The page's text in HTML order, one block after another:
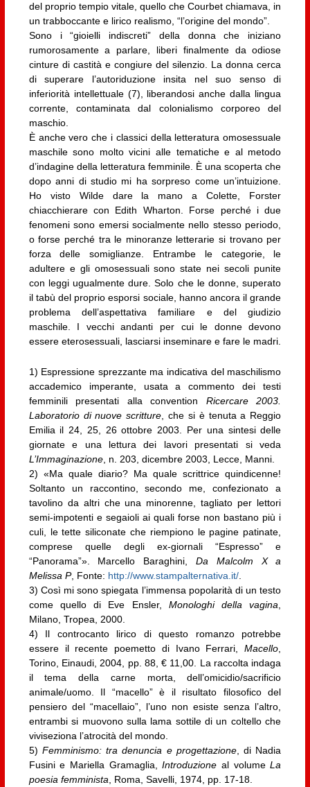
del proprio tempio vitale, quello che Courbet chiamava, in
un trabboccante e lirico realismo, “l’origine del mondo”.
Sono i “gioielli indiscreti” della donna che iniziano
rumorosamente a parlare, liberi finalmente da odiose
cinture di castità e congiure del silenzio. La donna cerca
di superare l’autoriduzione insita nel suo senso di
inferiorità intellettuale (7), liberandosi anche dalla lingua
corrente, contaminata dal colonialismo corporeo del
maschio.
È anche vero che i classici della letteratura omosessuale
maschile sono molto vicini alle tematiche e al metodo
d’indagine della letteratura femminile. È una scoperta che
dopo anni di studio mi ha sorpreso come un’intuizione.
Ho visto Wilde dare la mano a Colette, Forster
chiacchierare con Edith Wharton. Forse perché i due
fenomeni sono emersi socialmente nello stesso periodo,
o forse perché tra le minoranze letterarie si trovano per
forza delle somiglianze. Entrambe le categorie, le
adultere e gli omosessuali sono state nei secoli punite
con leggi ugualmente dure. Solo che le donne, superato
il tabù del proprio esporsi sociale, hanno ancora il grande
problema dell’aspettativa familiare e del giudizio
maschile. I vecchi andanti per cui le donne devono
essere eterosessuali, lasciarsi inseminare e fare le madri.
1) Espressione sprezzante ma indicativa del maschilismo
accademico imperante, usata a commento dei testi
femminili presentati alla convention Ricercare 2003.
Laboratorio di nuove scritture , che si è tenuta a Reggio
Emilia il 24, 25, 26 ottobre 2003. Per una sintesi delle
giornate e una lettura dei lavori presentati si veda
L’Immaginazione, n. 203, dicembre 2003, Lecce, Manni.
2) «Ma quale diario? Ma quale scrittrice quindicenne!
Soltanto un raccontino, secondo me, confezionato a
tavolino da altri che una minorenne, tagliato per lettori
semi-impotenti e segaioli ai quali forse non bastano più i
culi, le tette siliconate che riempiono le pagine patinate,
comprese quelle degli ex-giornali “Espresso” e
“Panorama”». Marcello Baraghini, Da Malcolm X a
Melissa P, Fonte: http://www.stampalternativa.it/.
3) Così mi sono spiegata l’immensa popolarità di un testo
come quello di Eve Ensler, Monologhi della vagina
Milano, Tropea, 2000.
4) Il controcanto lirico di questo romanzo potrebbe
essere il recente poemetto di Ivano Ferrari,Macello
Torino, Einaudi, 2004, pp. 88, € 11,00. La raccolta indaga
il tema della carne morta, dell’omicidio/sacrificio
animale/uomo. Il “macello” è il risultato filosofico del
pensiero del “macellaio”, l’uno non esiste senza l’altro,
entrambi si muovono sulla lama sottile di un coltello che
viviseziona l’atrocità del mondo.
5) Femminismo: tra denuncia e progettazione, di Nadia
Fusini e Mariella Gramaglia,Introduzione al volumeLa
poesia femminista , Roma, Savelli, 1974, pp. 17-18.